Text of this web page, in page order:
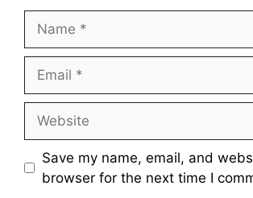
Save my name, email, and
browser for the next time I